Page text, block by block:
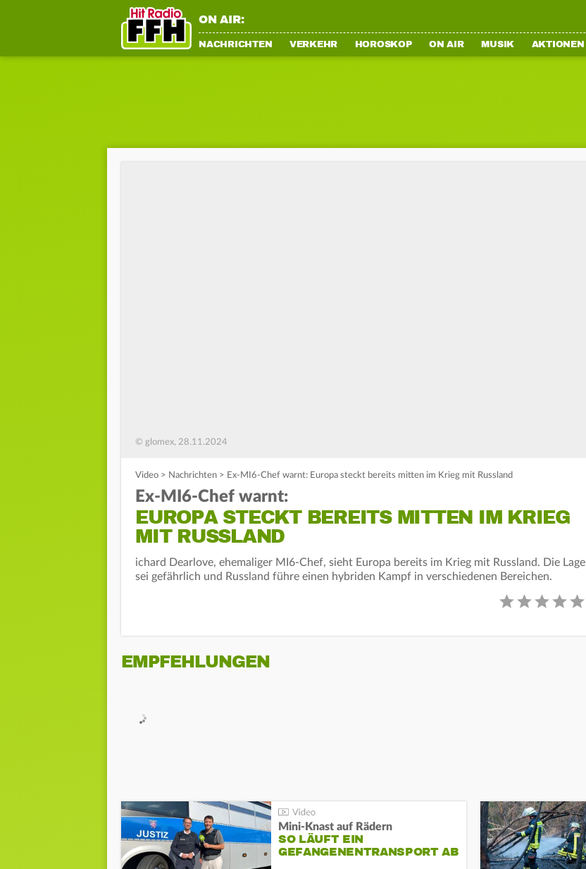
ON AIR:
NACHRICHTEN VERKEHR HOROSKOP ON AIR MUSIK AKTIONEN
© glomex, 28.11.2024
Video > Nachrichten > Ex-MI6-Chef warnt: Europa steckt bereits mitten im Krieg mit Russland
Ex-MI6-Chef warnt:
EUROPA STECKT BEREITS MITTEN IM KRIEG
MIT RUSSLAND
ichard Dearlove, ehemaliger MI6-Chef, sieht Europa bereits im Krieg mit Russland. Die Lage
sei gefährlich und Russland führe einen hybriden Kampf in verschiedenen Bereichen.
EMPFEHLUNGEN
Mini-Knast auf Rädern
SO LÄUFT EIN
GEFANGENENTRANSPORT AB